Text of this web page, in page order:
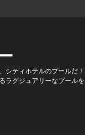
シティホテルのプールだ！
ラグジュアリーなプール